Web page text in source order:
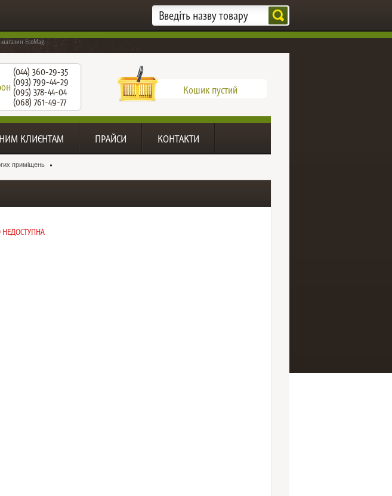
EcoMag.
КЛИЄНТАМ ПРАЙСИ КОНТАКТИ
приміщень
(044) 360-29-35
(093) 799-44-29
(095) 378-44-04
(068) 761-49-77
Кошик пустий